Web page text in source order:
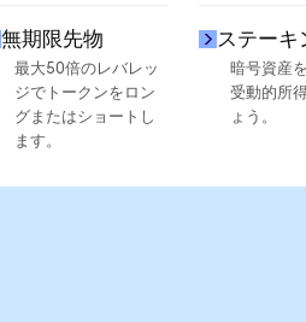
無期限先物
最大50倍のレバレッ
ジでトークンをロン
グまたはショートし
ます。
ステーキ
暗号資産
受動的所
ょう。